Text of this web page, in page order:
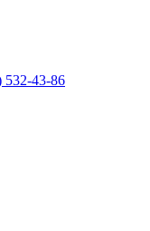
532-43-86